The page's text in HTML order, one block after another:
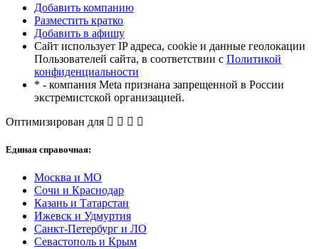
Добавить компанию
Разместить кратко
Добавить в афишу
Сайт использует IP адреса, cookie и данные геолокации
Пользователей сайта, в соответствии с Политикой
конфиденциальности
* - компания Meta признана запрещенной в России
экстремистской организацией.
Оптимизирован для
Единая справочная:
Москва и МО
Сочи и Краснодар
Казань и Татарстан
Ижевск и Удмуртия
Санкт-Петербург и ЛО
Севастополь и Крым